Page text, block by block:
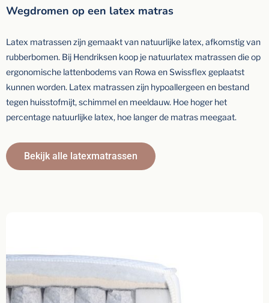
Wegdromen op een latex matras
Latex matrassen zijn gemaakt van natuurlijke latex, afkomstig van
rubberbomen. Bij Hendriksen koop je natuurlatex matrassen die op
ergonomische lattenbodems van Rowa en Swissflex geplaatst
kunnen worden. Latex matrassen zijn hypoallergeen en bestand
tegen huisstofmijt, schimmel en meeldauw. Hoe hoger het
percentage natuurlijke latex, hoe langer de matras meegaat.
Bekijk alle latexmatrassen